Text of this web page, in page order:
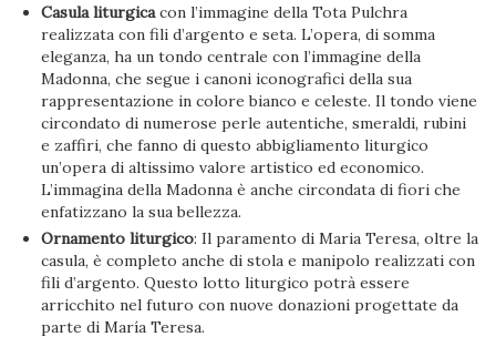
Casula liturgicacon l’immagine della Tota Pulchra
realizzata con fili d’argento e seta. L’opera, di somma
eleganza, ha un tondo centrale con l’immagine della
Madonna, che segue i canoni iconografici della sua
rappresentazione in colore bianco e celeste. Il tondo viene
circondato di numerose perle autentiche, smeraldi, rubini
e zaffiri, che fanno di questo abbigliamento liturgico
un’opera di altissimo valore artistico ed economico.
L’immagina della Madonna è anche circondata di fiori che
enfatizzano la sua bellezza.
Ornamento liturgico: Il paramento di Maria Teresa, oltre la
casula, è completo anche di stola e manipolo realizzati con
fili d’argento. Questo lotto liturgico potrà essere
arricchito nel futuro con nuove donazioni progettate da
parte di María Teresa.